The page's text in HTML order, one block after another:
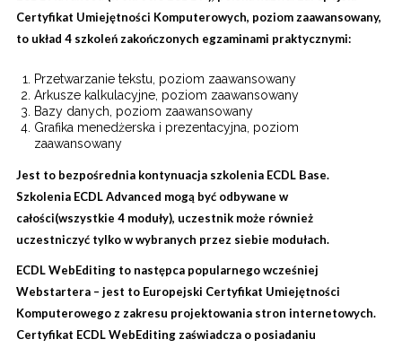
Certyfikat Umiejętności Komputerowych, poziom zaawansowany,
to układ 4 szkoleń zakończonych egzaminami praktycznymi:
Przetwarzanie tekstu, poziom zaawansowany
Arkusze kalkulacyjne, poziom zaawansowany
Bazy danych, poziom zaawansowany
Grafika menedżerska i prezentacyjna, poziom
zaawansowany
Jest to bezpośrednia kontynuacja szkolenia ECDL Base.
Szkolenia ECDL Advanced mogą być odbywane w
całości(wszystkie 4 moduły), uczestnik może również
uczestniczyć tylko w wybranych przez siebie modułach.
ECDL WebEditing to następca popularnego wcześniej
Webstartera – jest to Europejski Certyfikat Umiejętności
Komputerowego z zakresu projektowania stron internetowych.
Certyfikat ECDL WebEditing zaświadcza o posiadaniu